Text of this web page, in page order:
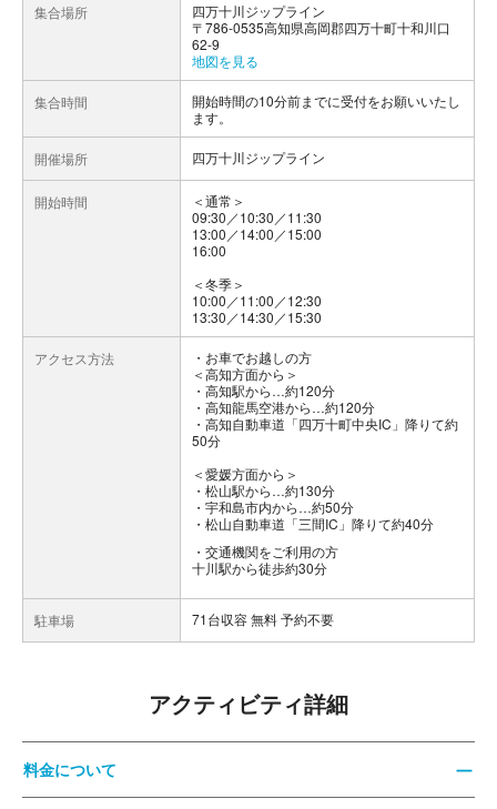
集合場所
四万十川ジップライン
〒786-0535高知県高岡郡四万十町十和川口
62-9
地図を見る
集合時間
開始時間の10分前までに受付をお願いいたし
ます。
開催場所 四万十川ジップライン
開始時間
＜通常＞
09:30／10:30／11:30
13:00／14:00／15:00
16:00
＜冬季＞
10:00／11:00／12:30
13:30／14:30／15:30
アクセス方法
お車でお越しの方
＜高知方面から＞
・高知駅から…約120分
・高知龍馬空港から…約120分
・高知自動車道「四万十町中央IC」降りて約
50分
＜愛媛方面から＞
・松山駅から…約130分
・宇和島市内から…約50分
・松山自動車道「三間IC」降りて約40分
交通機関をご利用の方
十川駅から徒歩約30分
駐車場 71台収容 無料 予約不要
アクティビティ詳細
料金について